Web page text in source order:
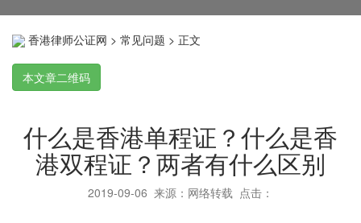
香港律师公证网 > 常见问题 > 正文
本文章二维码
什么是香港单程证？什么是香
港双程证？两者有什么区别
2019-09-06 来源：网络转载 点击：